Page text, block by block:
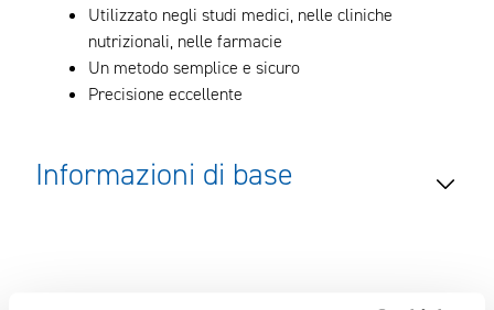
Utilizzato negli studi medici, nelle cliniche
nutrizionali, nelle farmacie
Un metodo semplice e sicuro
Precisione eccellente
Informazioni di base